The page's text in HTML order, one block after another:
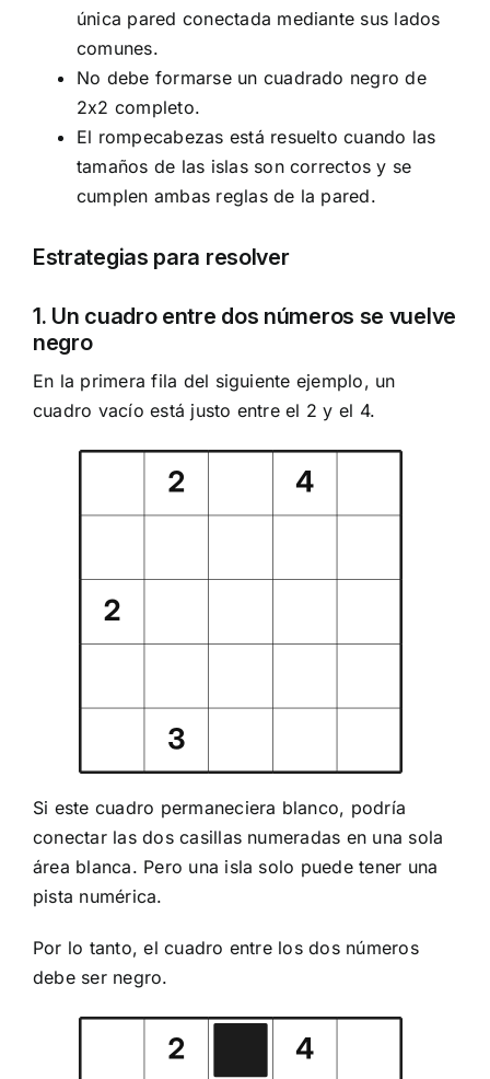
única pared conectada mediante sus lados
comunes.
No debe formarse un cuadrado negro de
2x2 completo.
El rompecabezas está resuelto cuando las
tamaños de las islas son correctos y se
cumplen ambas reglas de la pared.
Estrategias para resolver
1. Un cuadro entre dos números se vuelve
negro
En la primera fila del siguiente ejemplo, un
cuadro vacío está justo entre el 2 y el 4.
Si este cuadro permaneciera blanco, podría
conectar las dos casillas numeradas en una sola
área blanca. Pero una isla solo puede tener una
pista numérica.
Por lo tanto, el cuadro entre los dos números
debe ser negro.